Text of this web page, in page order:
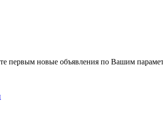
первым новые объявления по Вашим